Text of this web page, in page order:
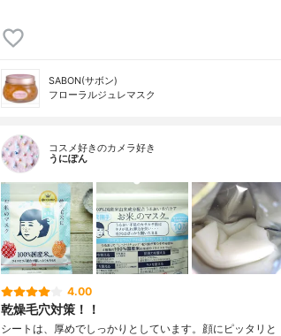
SABON(サボン)
フローラルジュレマスク
コスメ好きのカメラ好き
うにぽん
4.00
乾燥毛穴対策！！
シートは、厚めでしっかりとしています。顔にピッタリと